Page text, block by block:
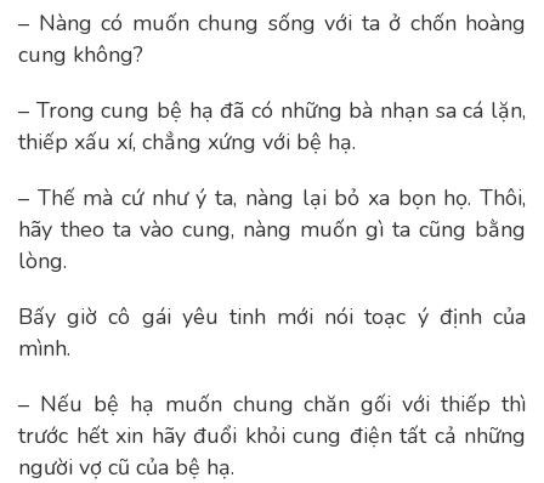
– Nàng có muốn chung sống với ta ở chốn hoàng
cung không?
– Trong cung bệ hạ đã có những bà nhạn sa cá lặn,
thiếp xấu xí, chẳng xứng với bệ hạ.
– Thế mà cứ như ý ta, nàng lại bỏ xa bọn họ. Thôi,
hãy theo ta vào cung, nàng muốn gì ta cũng bằng
lòng.
Bấy giờ cô gái yêu tinh mới nói toạc ý định của
mình.
– Nếu bệ hạ muốn chung chăn gối với thiếp thì
trước hết xin hãy đuổi khỏi cung điện tất cả những
người vợ cũ của bệ hạ.